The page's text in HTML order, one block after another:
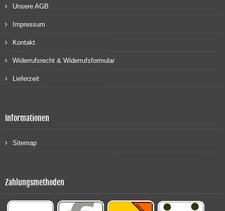
Unsere AGB
Impressum
Kontakt
Widerrufsrecht & Widerrufsformular
Lieferzeit
Informationen
Sitemap
Zahlungsmethoden